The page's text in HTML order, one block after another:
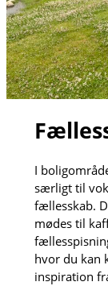
I
særligt til
fællesskab.
mødes til
hvor du kan
inspiration